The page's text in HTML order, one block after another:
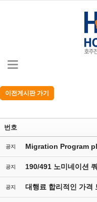
이전게시판 가기
번호
공지 Migration Program
공지 190/491 노미네이션
공지 대행료 합리적인 가격